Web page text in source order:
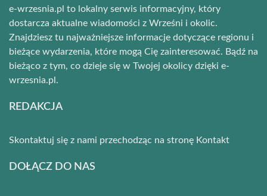
e-wrzesnia.pl to lokalny serwis informacyjny, który
dostarcza aktualne wiadomości z Wrześni i okolic.
Znajdziesz tu najważniejsze informacje dotyczące regionu i
bieżące wydarzenia, które mogą Cię zainteresować. Bądź na
bieżąco z tym, co dzieje się w Twojej okolicy dzięki e-
wrzesnia.pl.
REDAKCJA
Skontaktuj się z nami przechodząc na stronę Kontakt
DOŁĄCZ DO NAS